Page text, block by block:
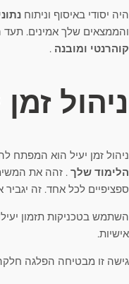
היה יסודי באיסוף וניתוח
והממצאים שלך אמינים. תעד
קוהרנטי ומובנה .
ניהול
ניהול זמן יעיל הוא
הלימוד שלך . זהה את
ספציפיים לכל אחד. זה
השתמש בטכניקות תזמון
אישיות.
גישה זו מבטיחה הפלגה